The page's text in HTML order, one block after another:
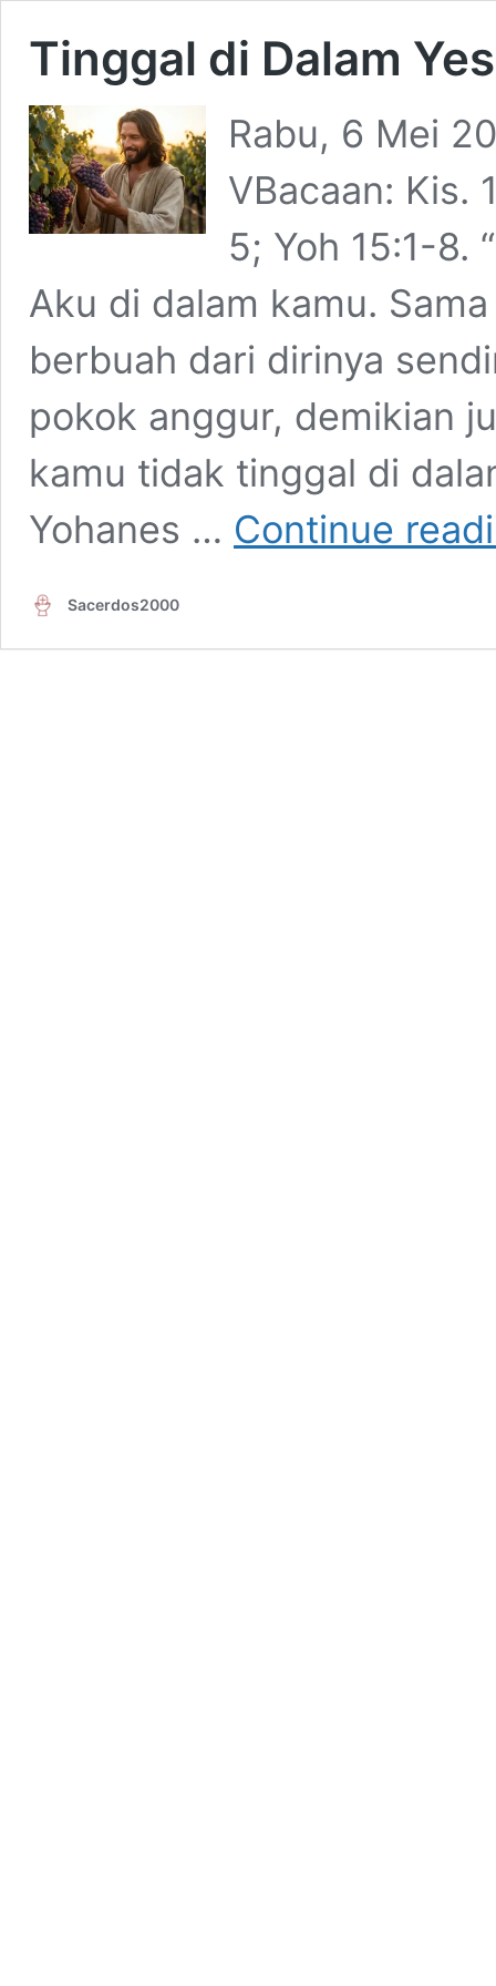
Tinggal di Dalam
Rabu, 6 Mei
VBacaan: Kis.
5; Yoh 15:1-8.
Aku di dalam kamu.
berbuah dari dirinya
pokok anggur, demikian
kamu tidak tinggal di
Yohanes … Continue
Sacerdos2000